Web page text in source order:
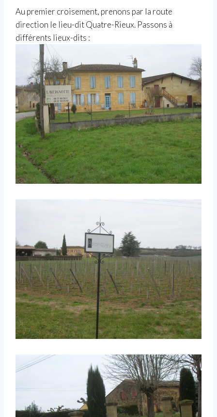
Au premier croisement, prenons par la route
direction le lieu-dit Quatre-Rieux. Passons à
différents lieux-dits :